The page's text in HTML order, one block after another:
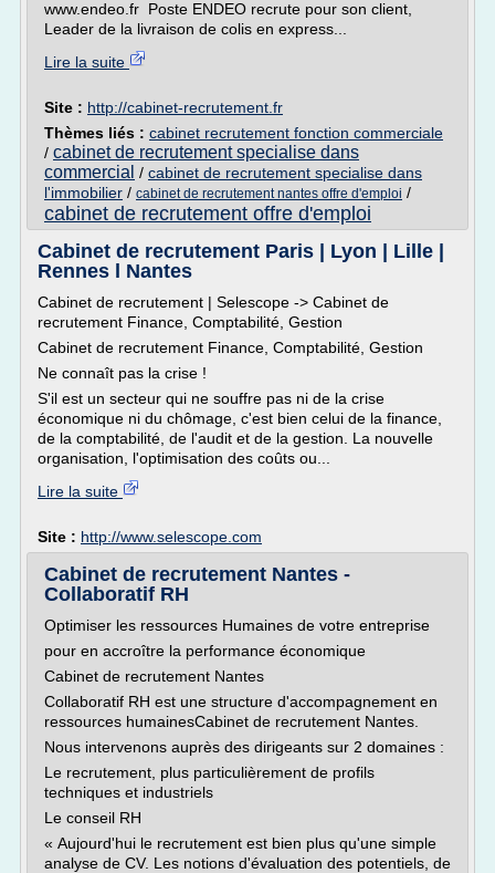
www.endeo.fr Poste ENDEO recrute pour son client,
Leader de la livraison de colis en express...
Lire la suite
Site : http://cabinet-recrutement.fr
Thèmes liés : cabinet recrutement fonction commerciale
/ cabinet de recrutement specialise dans
commercial / cabinet de recrutement specialise dans
l'immobilier / cabinet de recrutement nantes offre d'emploi /
cabinet de recrutement offre d'emploi
Cabinet de recrutement Paris | Lyon | Lille |
Rennes l Nantes
Cabinet de recrutement | Selescope -> Cabinet de
recrutement Finance, Comptabilité, Gestion
Cabinet de recrutement Finance, Comptabilité, Gestion
Ne connaît pas la crise !
S'il est un secteur qui ne souffre pas ni de la crise
économique ni du chômage, c'est bien celui de la finance,
de la comptabilité, de l'audit et de la gestion. La nouvelle
organisation, l'optimisation des coûts ou...
Lire la suite
Site : http://www.selescope.com
Cabinet de recrutement Nantes -
Collaboratif RH
Optimiser les ressources Humaines de votre entreprise
pour en accroître la performance économique
Cabinet de recrutement Nantes
Collaboratif RH est une structure d'accompagnement en
ressources humainesCabinet de recrutement Nantes.
Nous intervenons auprès des dirigeants sur 2 domaines :
Le recrutement, plus particulièrement de profils
techniques et industriels
Le conseil RH
« Aujourd'hui le recrutement est bien plus qu'une simple
analyse de CV. Les notions d'évaluation des potentiels, de